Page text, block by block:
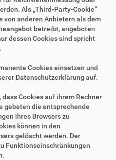
Als „Third-Party-Cookie“
von anderen Anbietern als dem
betreibt, angeboten
dessen Cookies sind spricht
Cookies einsetzen und
Datenschutzerklärung auf.
Cookies auf ihrem Rechner
gebeten die entsprechende
ihres Browsers zu
können in den
gelöscht werden. Der
Funktionseinschränkungen